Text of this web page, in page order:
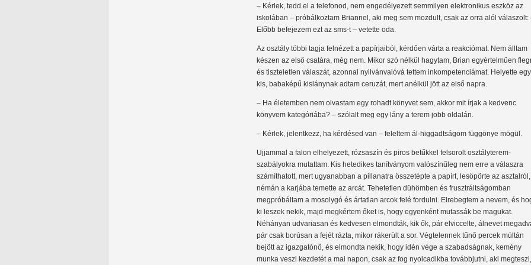
– Kérlek, tedd el a telefonod, nem engedélyezett semmilyen elektronikus eszköz az
iskolában – próbálkoztam Briannel, aki meg sem mozdult, csak az orra alól válaszolt:
Előbb befejezem ezt az sms-t – vetette oda.
Az osztály többi tagja felnézett a papírjaiból, kérdően várta a reakciómat. Nem álltam
készen az első csatára, még nem. Mikor szó nélkül hagytam, Brian egyértelműen
és tiszteletlen válaszát, azonnal nyilvánvalóvá tettem inkompetenciámat. Helyette egy
kis, babaképű kislánynak adtam ceruzát, mert anélkül jött az első napra.
– Ha életemben nem olvastam egy rohadt könyvet sem, akkor mit írjak a kedvenc
könyvem kategóriába? – szólalt meg egy lány a terem jobb oldalán.
– Kérlek, jelentkezz, ha kérdésed van – feleltem ál-higgadtságom függönye mögül.
Ujjammal a falon elhelyezett, rózsaszín és piros betűkkel felsorolt osztályterem-
szabályokra mutattam. Kis hetedikes tanítványom valószínűleg nem erre a válaszra
számíthatott, mert ugyanabban a pillanatra összetépte a papírt, lesöpörte az
némán a karjába temette az arcát. Tehetetlen dühömben és frusztráltságomban
megpróbáltam a mosolygó és ártatlan arcok felé fordulni. Elrebegtem a nevem, és
ki leszek nekik, majd megkértem őket is, hogy egyenként mutassák be magukat.
Néhányan udvariasan és kedvesen elmondták, kik ők, pár elviccelte, álnevet
pár csak borúsan a fejét rázta, mikor rákerült a sor. Végtelennek tűnő percek múltán
bejött az igazgatónő, és elmondta nekik, hogy idén vége a szabadságnak, kemény
munka veszi kezdetét a mai napon, csak az fog nyolcadikba továbbjutni, aki megteszi,